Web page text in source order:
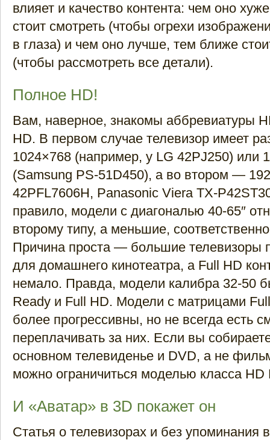
влияет и качество контента: чем оно
стоит смотреть (чтобы огрехи
в глаза) и чем оно лучше, тем ближе
(чтобы рассмотреть все детали).
Полное HD!
Вам, наверное, знакомы аббревиатуры
HD. В первом случае телевизор имеет
1024×768 (например, у LG 42PJ250) или
(Samsung PS-51D450), а во втором —
42PFL7606H, Panasonic Viera TX-
правило, модели с диагональю 40-65″
второму типу, а меньшие,
Причина проста — большие телевизоры
для домашнего кинотеатра, а Full HD
немало. Правда, модели калибра 32-50
Ready и Full HD. Модели с матрицами
более прогрессивны, но не всегда есть
переплачивать за них. Если вы
основном телевиденье и DVD, а не
можно ограничиться моделью класса HD
И «Аватар» в 3D покажет он
Статья о телевизорах и без упоминания